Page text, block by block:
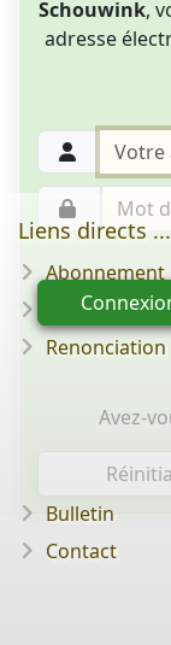
Schouwink,
adresse
Avez-
Liens directs ...
Abonnement
Question/
Renonciation
Bulletin
Contact